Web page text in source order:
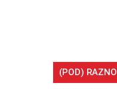
(POD) RAZNO